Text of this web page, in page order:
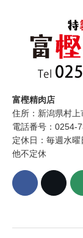
富樫精肉店
住所：新潟県村上
電話番号：0254-
定休日：毎週水
他不定休